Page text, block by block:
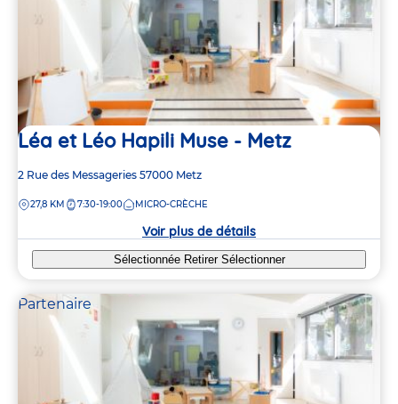
Léa et Léo Hapili Muse - Metz
Adresse
la
2 Rue des Messageries 57000 Metz
DISTANCE
27,8 KM 7:30-19:00 MICRO-CRÈCHE
Voir plus de détails
Sélectionnée Retirer Sélectionner
Partenaire